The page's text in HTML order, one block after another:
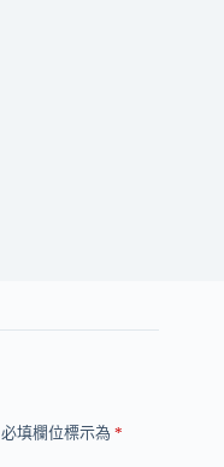
必填欄位標示為 *